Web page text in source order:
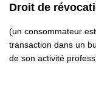
Droit de
(un consommateur
transaction dans un
de son activité